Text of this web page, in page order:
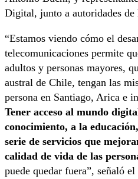
Digital, junto a autoridades
“Estamos viendo cómo el
telecomunicaciones permite
adultos y personas mayores,
austral de Chile, tengan las
persona en Santiago, Arica e
Tener acceso al mundo
conocimiento, a la
serie de servicios que
calidad de vida de las
puede quedar fuera”, señaló